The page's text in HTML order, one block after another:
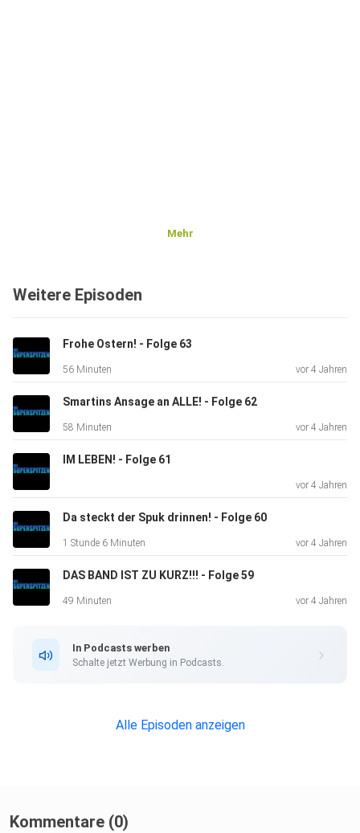
Mehr
Weitere Episoden
Frohe Ostern! - Folge 63
56 Minuten vor 4 Jahren
Smartins Ansage an ALLE! - Folge 62
58 Minuten vor 4 Jahren
IM LEBEN! - Folge 61
vor 4 Jahren
Da steckt der Spuk drinnen! - Folge 60
1 Stunde 6 Minuten vor 4 Jahren
DAS BAND IST ZU KURZ!!! - Folge 59
49 Minuten vor 4 Jahren
In Podcasts werben
Schalte jetzt Werbung in Podcasts.
Alle Episoden anzeigen
Kommentare (0)